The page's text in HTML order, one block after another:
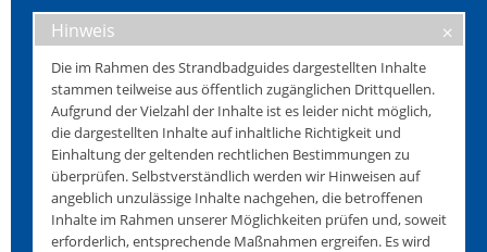
Hinweis
Die im Rahmen des Strandbadguides dargestellten Inhalte
stammen teilweise aus öffentlich zugänglichen Drittquellen.
Aufgrund der Vielzahl der Inhalte ist es leider nicht möglich,
die dargestellten Inhalte auf inhaltliche Richtigkeit und
Einhaltung der geltenden rechtlichen Bestimmungen zu
überprüfen. Selbstverständlich werden wir Hinweisen auf
angeblich unzulässige Inhalte nachgehen, die betroffenen
Inhalte im Rahmen unserer Möglichkeiten prüfen und, soweit
erforderlich, entsprechende Maßnahmen ergreifen. Es wird